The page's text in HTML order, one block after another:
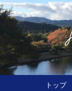
トップ